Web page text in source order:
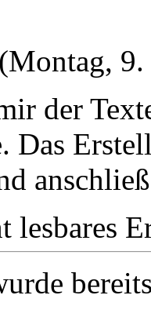
(Montag, 9.
der
Das
lesbares